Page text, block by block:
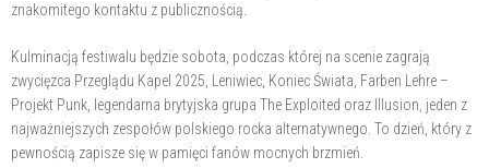
znakomitego kontaktu z publicznością.
Kulminacją festiwalu będzie sobota, podczas której na scenie zagrają
zwycięzca Przeglądu Kapel 2025, Leniwiec, Koniec Świata, Farben Lehre –
Projekt Punk, legendarna brytyjska grupa The Exploited oraz Illusion, jeden z
najważniejszych zespołów polskiego rocka alternatywnego. To dzień, który z
pewnością zapisze się w pamięci fanów mocnych brzmień.